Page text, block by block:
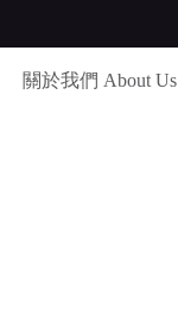
關於我們 About Us